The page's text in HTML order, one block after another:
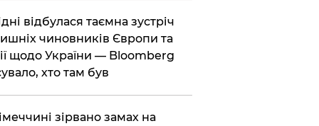
відбулася таємна зустріч
чиновників Європи та
щодо України — Bloomberg
хто там був
зірвано замах на